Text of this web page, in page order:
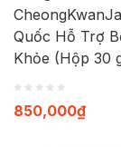
Quốc Hỗ Trợ
Khỏe (Hộp 30
850,000₫